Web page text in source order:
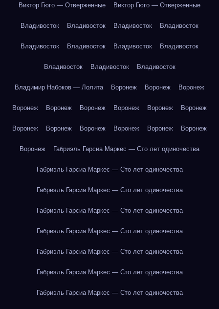
Виктор Гюго — Отверженные Виктор Гюго — Отверженные
Владивосток Владивосток Владивосток Владивосток
Владивосток Владивосток Владивосток Владивосток
Владивосток Владивосток Владивосток
Владимир Набоков — Лолита Воронеж Воронеж Воронеж
Воронеж Воронеж Воронеж Воронеж Воронеж Воронеж
Воронеж Воронеж Воронеж Воронеж Воронеж Воронеж
Воронеж Габриэль Гарсиа Маркес — Сто лет одиночества
Габриэль Гарсиа Маркес — Сто лет одиночества
Габриэль Гарсиа Маркес — Сто лет одиночества
Габриэль Гарсиа Маркес — Сто лет одиночества
Габриэль Гарсиа Маркес — Сто лет одиночества
Габриэль Гарсиа Маркес — Сто лет одиночества
Габриэль Гарсиа Маркес — Сто лет одиночества
Габриэль Гарсиа Маркес — Сто лет одиночества